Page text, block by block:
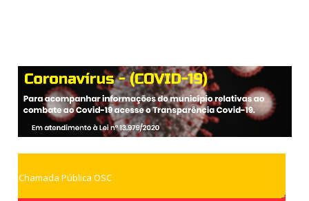
Chamada Pública OSC